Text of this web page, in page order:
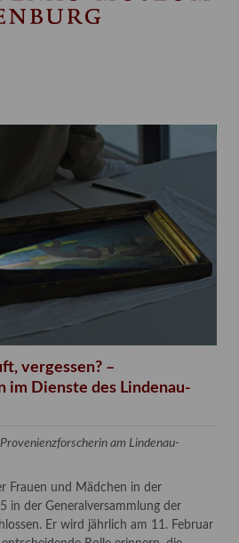
vergessen? –
im Dienste des Lindenau-
am Lindenau-
Frauen und Mädchen in der
in der Generalversammlung der
Er wird jährlich am 11. Februar